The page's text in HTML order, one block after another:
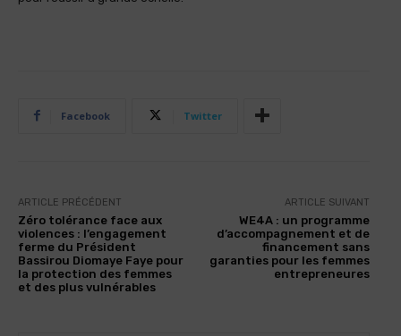
Facebook Twitter
ARTICLE PRÉCÉDENT
Zéro tolérance face aux
violences : l’engagement
ferme du Président
Bassirou Diomaye Faye pour
la protection des femmes
et des plus vulnérables
ARTICLE SUIVANT
WE4A : un programme
d’accompagnement et de
financement sans
garanties pour les femmes
entrepreneures